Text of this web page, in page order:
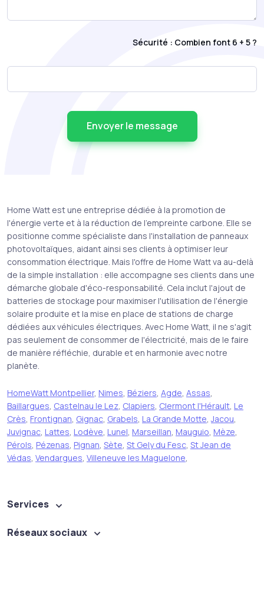
Sécurité : Combien font 6 + 5 ?
Envoyer le message
Home Watt est une entreprise dédiée à la promotion de
l'énergie verte et à la réduction de l'empreinte carbone. Elle se
positionne comme spécialiste dans l'installation de panneaux
photovoltaïques, aidant ainsi ses clients à optimiser leur
consommation électrique. Mais l'offre de Home Watt va au-delà
de la simple installation : elle accompagne ses clients dans une
démarche globale d'éco-responsabilité. Cela inclut l'ajout de
batteries de stockage pour maximiser l'utilisation de l'énergie
solaire produite et la mise en place de stations de charge
dédiées aux véhicules électriques. Avec Home Watt, il ne s'agit
pas seulement de consommer de l'électricité, mais de le faire
de manière réfléchie, durable et en harmonie avec notre
planète.
HomeWatt Montpellier, Nimes, Béziers, Agde, Assas,
Baillargues, Castelnau le Lez, Clapiers, Clermont l'Hérault, Le
Crès, Frontignan, Gignac, Grabels, La Grande Motte,Jacou,
Juvignac, Lattes, Lodève, Lunel, Marseillan, Mauguio, Mèze,
Pérols, Pézenas, Pignan, Sète, St Gely du Fesc, St Jean de
Védas, Vendargues, Villeneuve les Maguelone,
Services
Réseaux sociaux